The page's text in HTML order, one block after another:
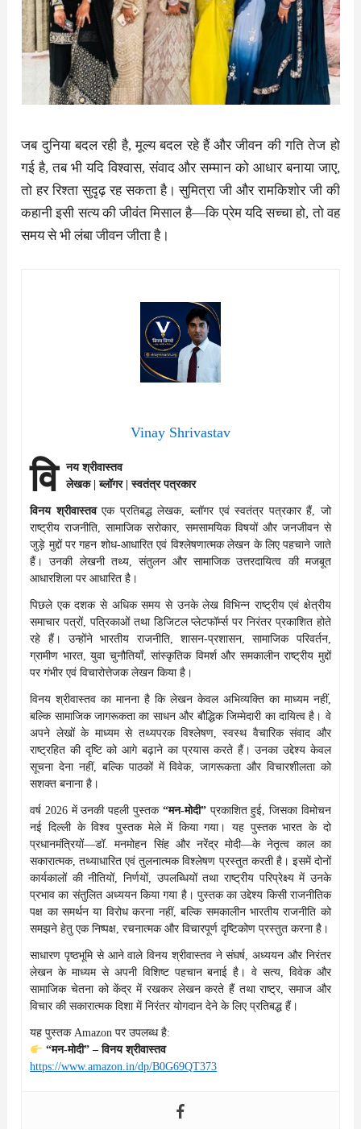
जब दुनिया बदल रही है, मूल्य बदल रहे हैं और जीवन की गति तेज हो
गई है, तब भी यदि विश्वास, संवाद और सम्मान को आधार बनाया जाए,
तो हर रिश्ता सुदृढ़ रह सकता है। सुमित्रा जी और रामकिशोर जी की
कहानी इसी सत्य की जीवंत मिसाल है—कि प्रेम यदि सच्चा हो, तो वह
समय से भी लंबा जीवन जीता है।
Vinay Shrivastav
वि
नय श्रीवास्तव
लेखक | ब्लॉगर | स्वतंत्र पत्रकार
विनय श्रीवास्तवएक प्रतिबद्ध लेखक, ब्लॉगर एवं स्वतंत्र पत्रकार हैं, जो
राष्ट्रीय राजनीति, सामाजिक सरोकार, समसामयिक विषयों और जनजीवन से
जुड़े मुद्दों पर गहन शोध-आधारित एवं विश्लेषणात्मक लेखन के लिए पहचाने जाते
हैं। उनकी लेखनी तथ्य, संतुलन और सामाजिक उत्तरदायित्व की मजबूत
आधारशिला पर आधारित है।
पिछले एक दशक से अधिक समय से उनके लेख विभिन्न राष्ट्रीय एवं क्षेत्रीय
समाचार पत्रों, पत्रिकाओं तथा डिजिटल प्लेटफॉर्म्स पर निरंतर प्रकाशित होते
रहे हैं। उन्होंने भारतीय राजनीति, शासन-प्रशासन, सामाजिक परिवर्तन,
ग्रामीण भारत, युवा चुनौतियाँ, सांस्कृतिक विमर्श और समकालीन राष्ट्रीय मुद्दों
पर गंभीर एवं विचारोत्तेजक लेखन किया है।
विनय श्रीवास्तव का मानना है कि लेखन केवल अभिव्यक्ति का माध्यम नहीं,
बल्कि सामाजिक जागरूकता का साधन और बौद्धिक जिम्मेदारी का दायित्व है। वे
अपने लेखों के माध्यम से तथ्यपरक विश्लेषण, स्वस्थ वैचारिक संवाद और
राष्ट्रहित की दृष्टि को आगे बढ़ाने का प्रयास करते हैं। उनका उद्देश्य केवल
सूचना देना नहीं, बल्कि पाठकों में विवेक, जागरूकता और विचारशीलता को
सशक्त बनाना है।
वर्ष 2026 में उनकी पहली पुस्तक “मन-मोदी”प्रकाशित हुई, जिसका विमोचन
नई दिल्ली के विश्व पुस्तक मेले में किया गया। यह पुस्तक भारत के दो
प्रधानमंत्रियों—डॉ. मनमोहन सिंह और नरेंद्र मोदी—के नेतृत्व काल का
सकारात्मक, तथ्याधारित एवं तुलनात्मक विश्लेषण प्रस्तुत करती है। इसमें दोनों
कार्यकालों की नीतियों, निर्णयों, उपलब्धियों तथा राष्ट्रीय परिप्रेक्ष्य में उनके
प्रभाव का संतुलित अध्ययन किया गया है। पुस्तक का उद्देश्य किसी राजनीतिक
पक्ष का समर्थन या विरोध करना नहीं, बल्कि समकालीन भारतीय राजनीति को
समझने हेतु एक निष्पक्ष, रचनात्मक और विचारपूर्ण दृष्टिकोण प्रस्तुत करना है।
साधारण पृष्ठभूमि से आने वाले विनय श्रीवास्तव ने संघर्ष, अध्ययन और निरंतर
लेखन के माध्यम से अपनी विशिष्ट पहचान बनाई है। वे सत्य, विवेक और
सामाजिक चेतना को केंद्र में रखकर लेखन करते हैं तथा राष्ट्र, समाज और
विचार की सकारात्मक दिशा में निरंतर योगदान देने के लिए प्रतिबद्ध हैं।
यह पुस्तक Amazon पर उपलब्ध है:
“मन-मोदी” – विनय श्रीवास्तव
https://www.amazon.in/dp/B0G69QT373